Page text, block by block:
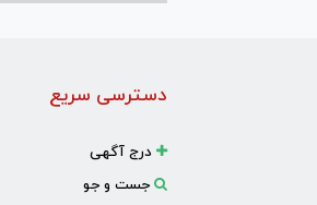
دسترسی سریع
درج آگهی
جست و جو